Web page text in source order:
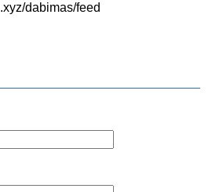
dabimas/feed